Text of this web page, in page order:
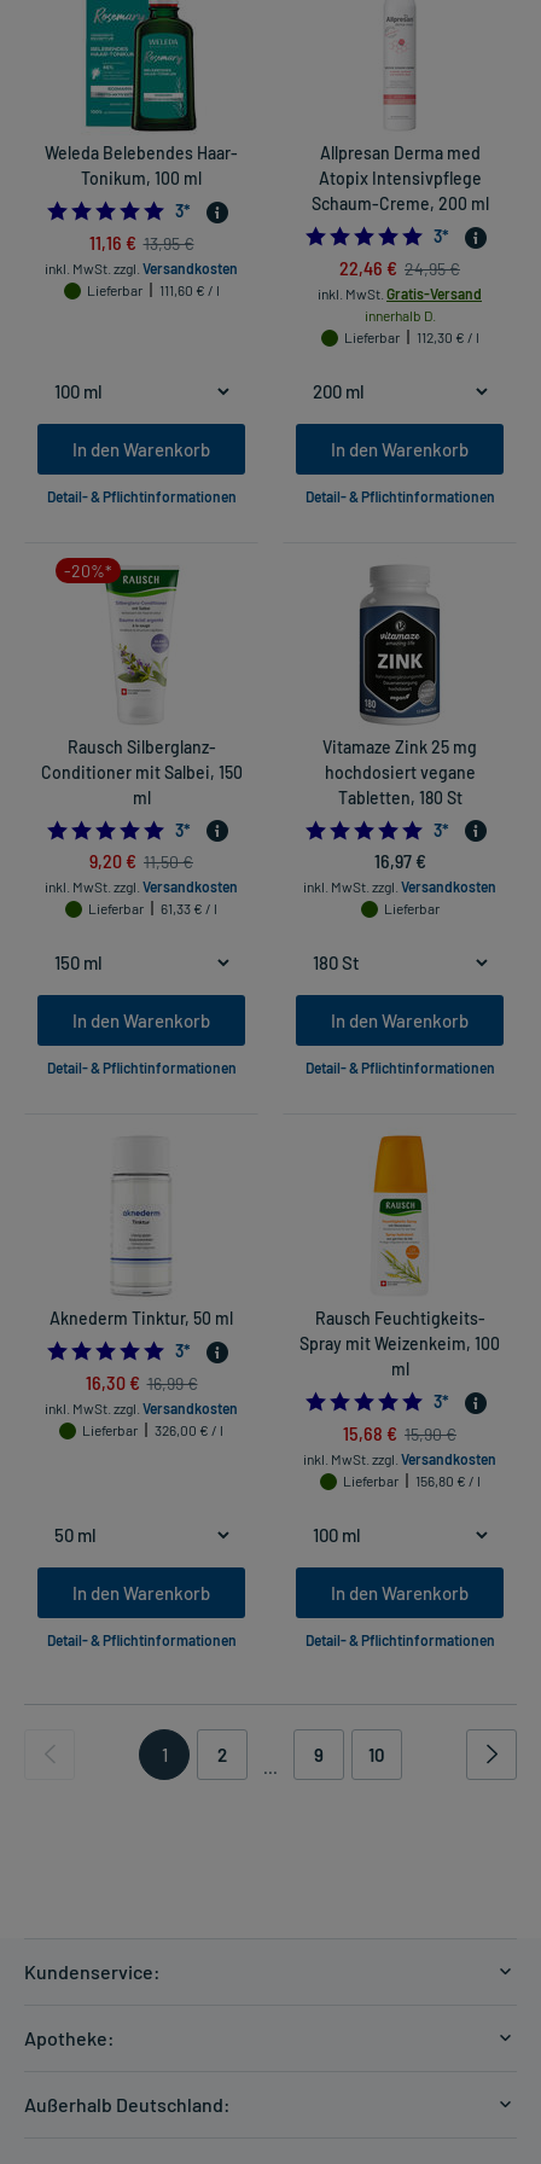
Weleda Belebendes Haar-
Tonikum, 100 ml
5.0
3*
11,16 € 13,95 €
inkl. MwSt. zzgl. Versandkosten
Lieferbar
111,60 € / l
In den Warenkorb
Detail- & Pflichtinformationen
Allpresan Derma med
Atopix Intensivpflege
Schaum-Creme, 200 ml
5.0
3*
22,46 € 24,95 €
inkl. MwSt. Gratis-Versand
innerhalb D.
Lieferbar
112,30 € / l
In den Warenkorb
Detail- & Pflichtinformationen
-20%*
Rausch Silberglanz-
Conditioner mit Salbei, 150
ml
5.0
3*
9,20 € 11,50 €
inkl. MwSt. zzgl. Versandkosten
Lieferbar
61,33 € / l
In den Warenkorb
Detail- & Pflichtinformationen
Vitamaze Zink 25 mg
hochdosiert vegane
Tabletten, 180 St
5.0
3*
16,97 €
inkl. MwSt. zzgl. Versandkosten
Lieferbar
In den Warenkorb
Detail- & Pflichtinformationen
Aknederm Tinktur, 50 ml
5.0
3*
16,30 € 16,99 €
inkl. MwSt. zzgl. Versandkosten
Lieferbar
326,00 € / l
In den Warenkorb
Detail- & Pflichtinformationen
Rausch Feuchtigkeits-
Spray mit Weizenkeim, 100
ml
5.0
3*
15,68 € 15,90 €
inkl. MwSt. zzgl. Versandkosten
Lieferbar
156,80 € / l
In den Warenkorb
Detail- & Pflichtinformationen
1 2
...
9 10
Kundenservice:
Zahlungsarten
Apotheke:
Außerhalb Deutschland: